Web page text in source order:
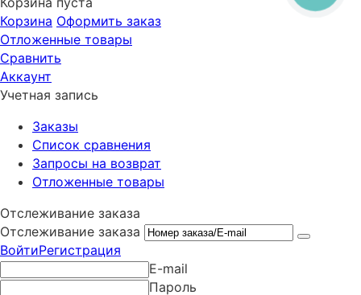
Корзина Оформить заказ
Отложенные товары
Сравнить
Аккаунт
Учетная запись
Заказы
Список сравнения
Запросы на возврат
Отложенные товары
Отслеживание заказа
Отслеживание заказа
ВойтиРегистрация
E-mail
Пароль